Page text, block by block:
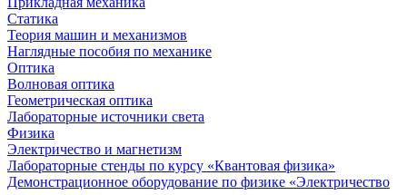
Статика
Теория машин и механизмов
Наглядные пособия по механике
Оптика
Волновая оптика
Геометрическая оптика
Лабораторные источники света
Физика
Электричество и магнетизм
Лабораторные стенды по курсу «Квантовая физика»
Демонстрационное оборудование по физике «Электричество